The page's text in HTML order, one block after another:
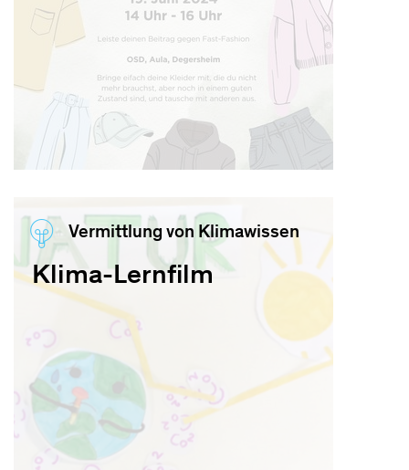
Vermittlung von Klimawissen
Klima-Lernfilm